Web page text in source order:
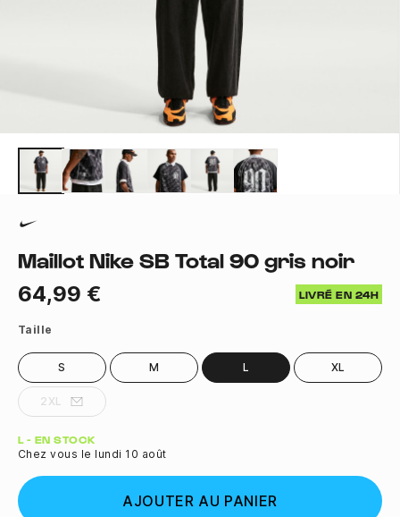
Maillot Nike SB Total 90 gris noir
64,99 € LIVRÉ EN 24H
Taille
S M L XL
2XL
Quantité
L - EN STOCK
Chez vous le lundi 10 août
AJOUTER AU PANIER